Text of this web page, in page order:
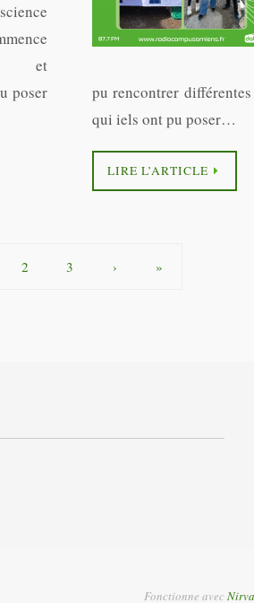
et
poser
pu rencontrer
qui iels ont pu poser…
LIRE L’ARTICLE
2 3 › »
Fonctionne avec